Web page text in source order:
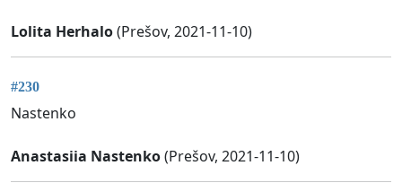
Lolita Herhalo(Prešov, 2021-11-10)
#230
Nastenko
Anastasiia Nastenko(Prešov, 2021-11-10)